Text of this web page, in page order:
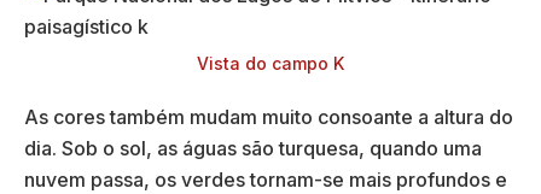
Vista do campo K
As cores também mudam muito consoante a altura do
dia. Sob o sol, as águas são turquesa, quando uma
nuvem passa, os verdes tornam-se mais profundos e